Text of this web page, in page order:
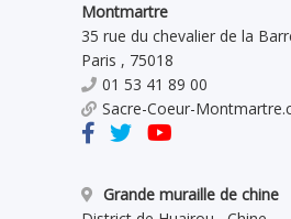
Montmartre
35 rue du chevalier de la
Paris , 75018
01 53 41 89 00
Sacre-Coeur-
Grande muraille de chine